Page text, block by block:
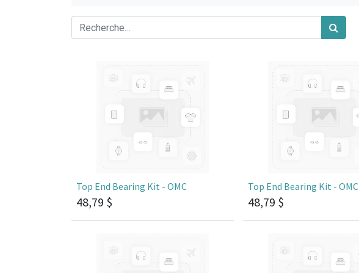
Top End Bearing Kit - OMC
48,79 $
Top End Bearing Kit - OMC
48,79 $